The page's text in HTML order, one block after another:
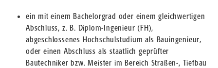
ein mit einem Bachelorgrad oder einem gleichwertigen
Abschluss, z. B. Diplom-Ingenieur (FH),
abgeschlossenes Hochschulstudium als Bauingenieur,
oder einen Abschluss als staatlich geprüfter
Bautechniker bzw. Meister im Bereich Straßen-, Tiefbau